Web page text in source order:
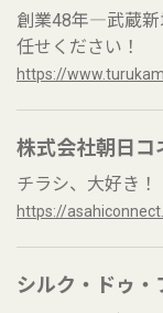
創業48年―武蔵新
任せください！
https://
株式会社朝日コ
チラシ、大好き！
https://
シルク・ドゥ・